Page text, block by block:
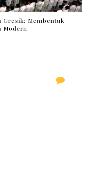
Gresik: Membentuk
Modern